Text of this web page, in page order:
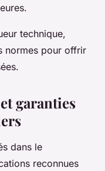
technique,
normes pour offrir
garanties
dans le
reconnues